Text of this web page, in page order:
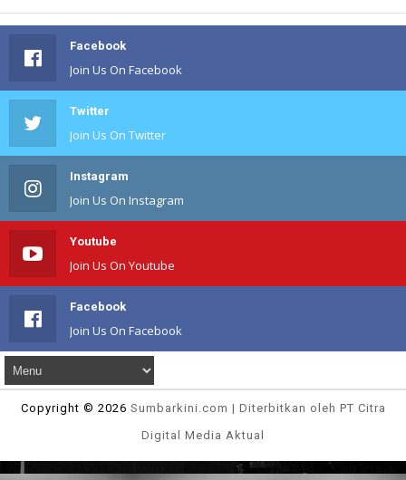
Facebook
Join Us On Facebook
Twitter
Join Us On Twitter
Instagram
Join Us On Instagram
Youtube
Join Us On Youtube
Facebook
Join Us On Facebook
Copyright © 2026 Sumbarkini .com | Diterbitkan oleh PT Citra
Digital Media Aktual